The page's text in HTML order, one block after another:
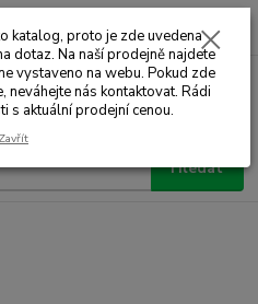
Menu
Hledat
za
katalog, proto je zde uvedena
dotaz. Na naší prodejně najdete
vystaveno na webu. Pokud zde
neváhejte nás kontaktovat. Rádi
s aktuální prodejní cenou.
Zavřít